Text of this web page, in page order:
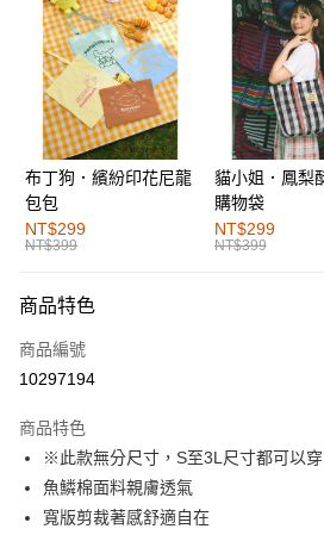
超商取貨付款
LINE Pay
街口支付
運送方式
全家取貨付款
每筆NT$60，滿NT$1,000(含以上)免運費
付款後全家取貨
萊爾富取貨付款
付款後萊爾富取貨
每筆NT$60，滿NT$1,000(含以上)免運費
7-11取貨付款
布丁狗．繽紛印花尼龍
包包
NT$299
NT$399
貓小姐．鳳梨
購物袋
NT$299
NT$399
商品特色
商品編號
10297194
商品特色
※此款無分尺寸，S至3L尺寸都可以
魚鱗棉面料親膚透氣
寬版剪裁著感舒適自在